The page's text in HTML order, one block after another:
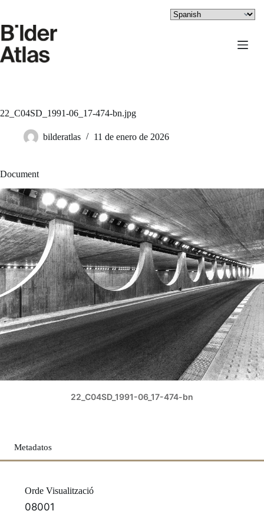
contenido
22_C04SD_1991-06_17-474-bn.jpg
bilderatlas 11 de enero de 2026
Document
22_C04SD_1991-06_17-474-bn
Metadatos
Orde Visualització
08001